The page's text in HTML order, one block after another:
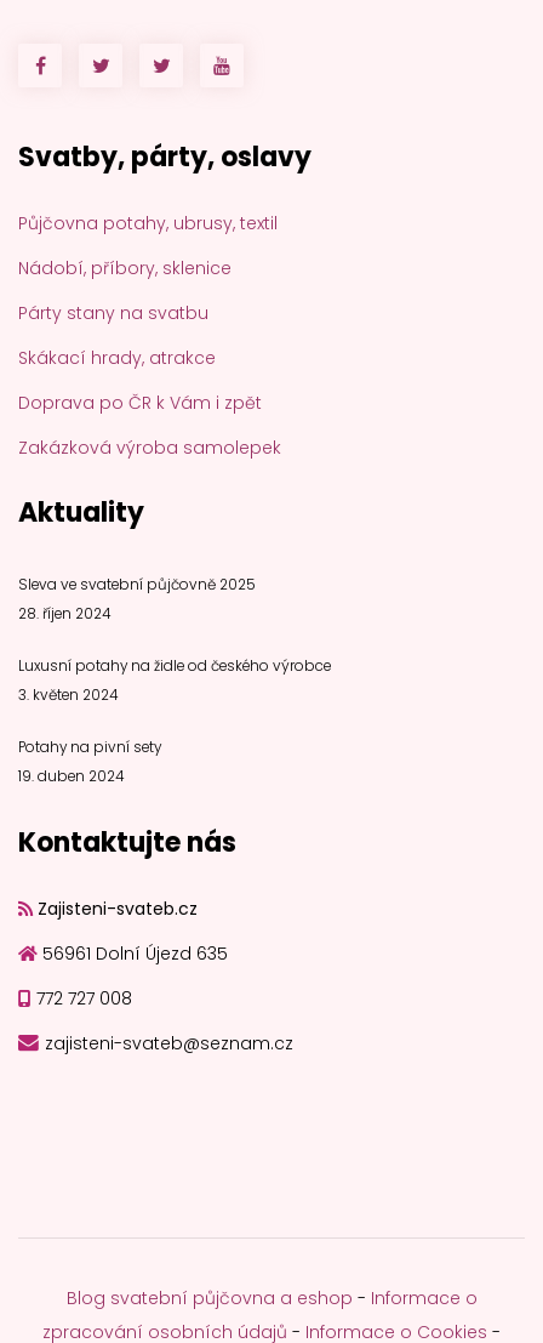
Svatby, párty, oslavy
Půjčovna potahy, ubrusy, textil
Nádobí, příbory, sklenice
Párty stany na svatbu
Skákací hrady, atrakce
Doprava po ČR k Vám i zpět
Zakázková výroba samolepek
Aktuality
Sleva ve svatební půjčovně 2025
28. říjen 2024
Luxusní potahy na židle od českého výrobce
3. květen 2024
Potahy na pivní sety
19. duben 2024
Kontaktujte nás
Zajisteni-svateb.cz
56961 Dolní Újezd 635
772 727 008
zajisteni-svateb@seznam.cz
Blog svatební půjčovna a eshop - Informace o
zpracování osobních údajů - Informace o Cookies -